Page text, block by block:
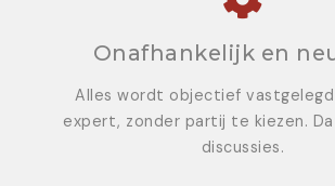
Onafhankelijk en
Alles wordt objectief
expert, zonder partij te kiezen.
discussies.